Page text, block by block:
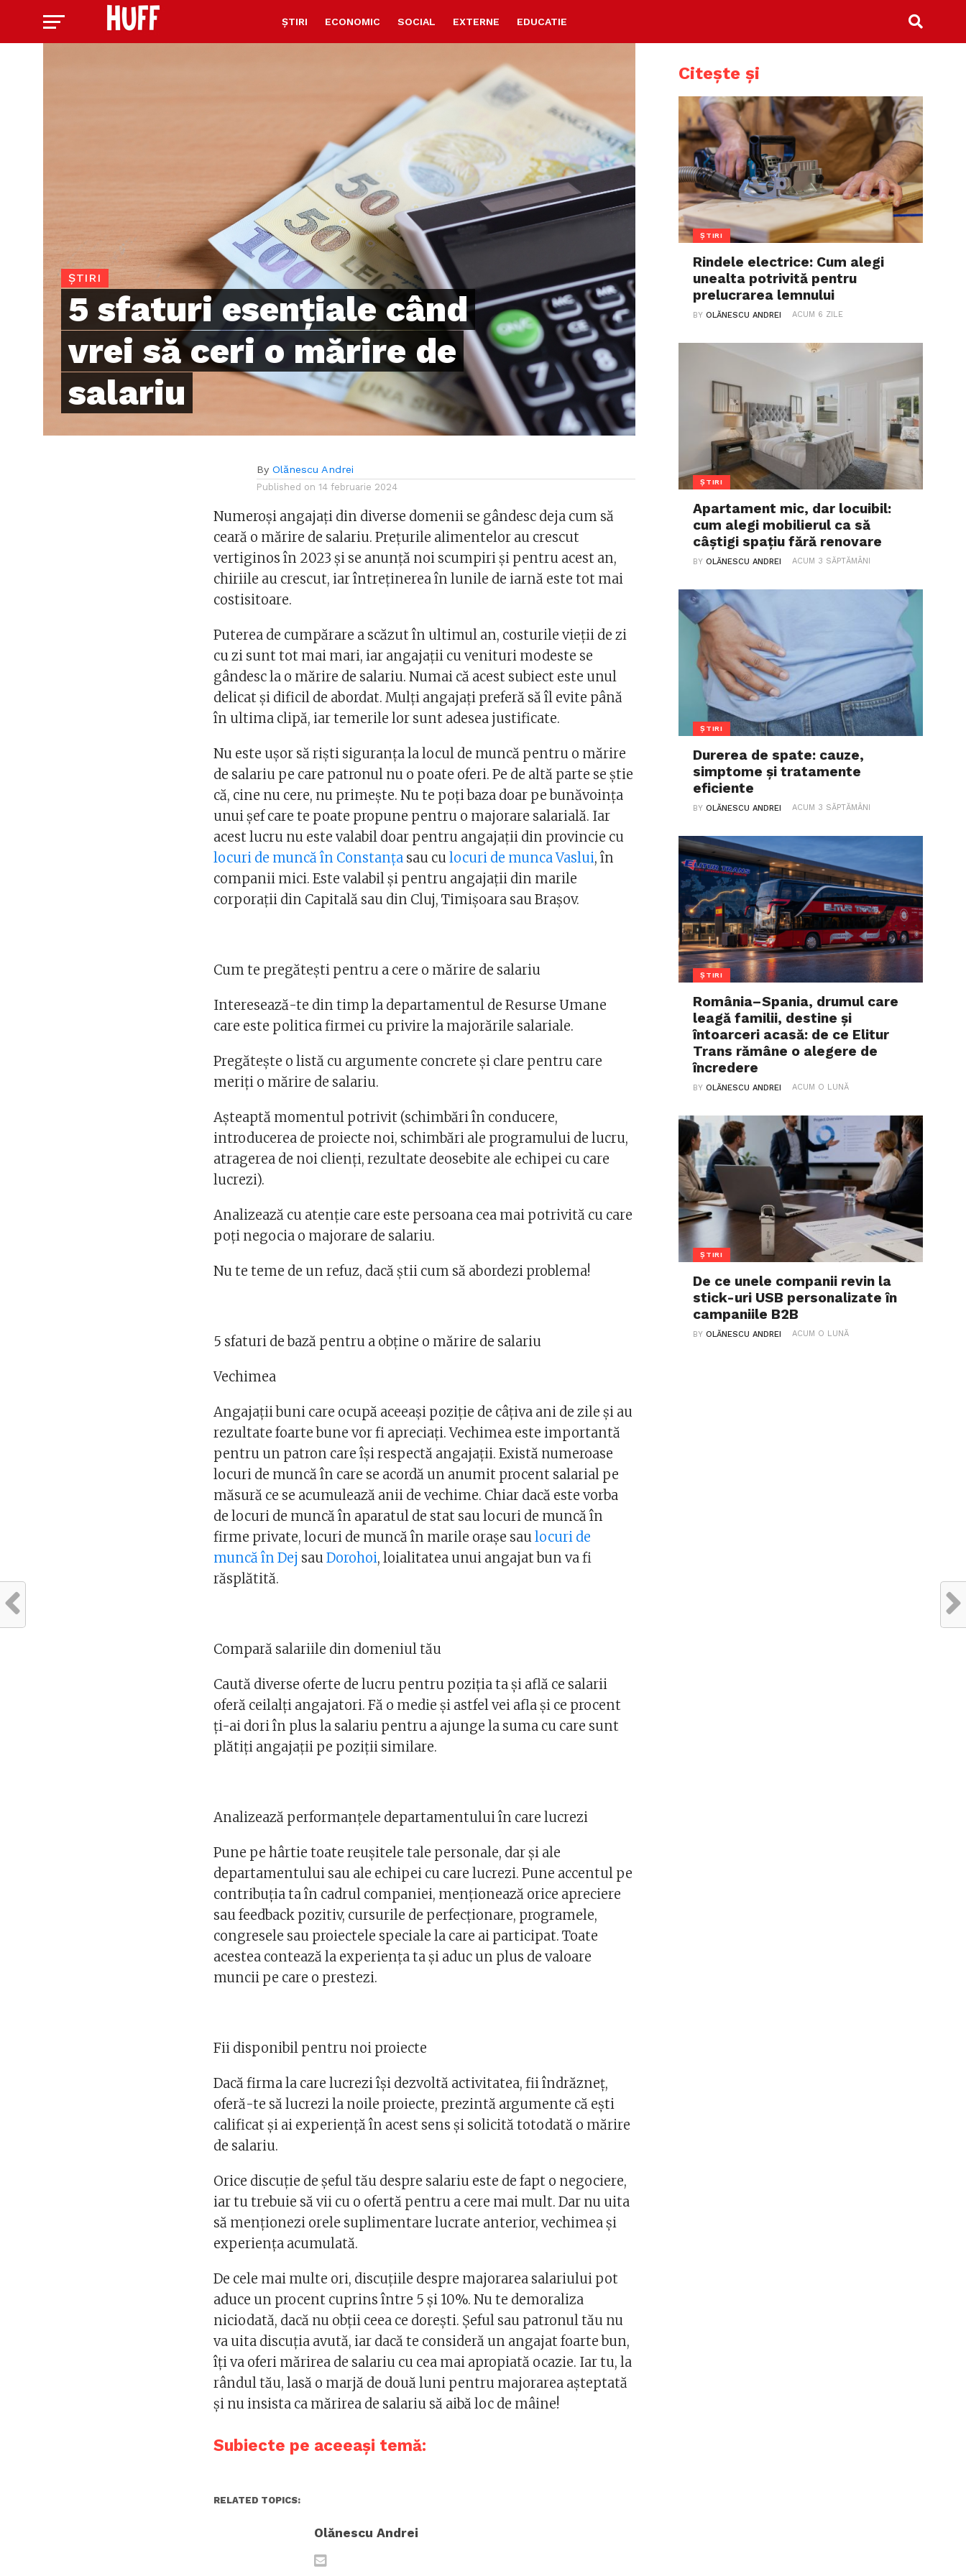
ȘTIRI ECONOMIC SOCIAL EXTERNE EDUCATIE
ȘTIRI
5 sfaturi esențiale când
vrei să ceri o mărire de
salariu
By Olănescu Andrei
Published on 14 februarie 2024
Numeroși angajați din diverse domenii se gândesc deja cum să
ceară o mărire de salariu. Prețurile alimentelor au crescut
vertiginos în 2023 și se anunță noi scumpiri și pentru acest an,
chiriile au crescut, iar întreținerea în lunile de iarnă este tot mai
costisitoare.
Puterea de cumpărare a scăzut în ultimul an, costurile vieții de zi
cu zi sunt tot mai mari, iar angajații cu venituri modeste se
gândesc la o mărire de salariu. Numai că acest subiect este unul
delicat și dificil de abordat. Mulți angajați preferă să îl evite până
în ultima clipă, iar temerile lor sunt adesea justificate.
Nu este ușor să riști siguranța la locul de muncă pentru o mărire
de salariu pe care patronul nu o poate oferi. Pe de altă parte se știe
că, cine nu cere, nu primește. Nu te poți baza doar pe bunăvoința
unui șef care te poate propune pentru o majorare salarială. Iar
acest lucru nu este valabil doar pentru angajații din provincie cu
locuri de muncă în Constanța sau culocuri de munca Vaslui, în
companii mici. Este valabil și pentru angajații din marile
corporații din Capitală sau din Cluj, Timișoara sau Brașov.
Cum te pregătești pentru a cere o mărire de salariu
Interesează-te din timp la departamentul de Resurse Umane
care este politica firmei cu privire la majorările salariale.
Pregătește o listă cu argumente concrete și clare pentru care
meriți o mărire de salariu.
Așteaptă momentul potrivit (schimbări în conducere,
introducerea de proiecte noi, schimbări ale programului de lucru,
atragerea de noi clienți, rezultate deosebite ale echipei cu care
lucrezi).
Analizează cu atenție care este persoana cea mai potrivită cu care
poți negocia o majorare de salariu.
Nu te teme de un refuz, dacă știi cum să abordezi problema!
5 sfaturi de bază pentru a obține o mărire de salariu
Vechimea
Angajații buni care ocupă aceeași poziție de câțiva ani de zile și au
rezultate foarte bune vor fi apreciați. Vechimea este importantă
pentru un patron care își respectă angajații. Există numeroase
locuri de muncă în care se acordă un anumit procent salarial pe
măsură ce se acumulează anii de vechime. Chiar dacă este vorba
de locuri de muncă în aparatul de stat sau locuri de muncă în
firme private, locuri de muncă în marile orașe saulocuri de
muncă în Dej sauDorohoi, loialitatea unui angajat bun va fi
răsplătită.
Compară salariile din domeniul tău
Caută diverse oferte de lucru pentru poziția ta și află ce salarii
oferă ceilalți angajatori. Fă o medie și astfel vei afla și ce procent
ți-ai dori în plus la salariu pentru a ajunge la suma cu care sunt
plătiți angajații pe poziții similare.
Analizează performanțele departamentului în care lucrezi
Pune pe hârtie toate reușitele tale personale, dar și ale
departamentului sau ale echipei cu care lucrezi. Pune accentul pe
contribuția ta în cadrul companiei, menționează orice apreciere
sau feedback pozitiv, cursurile de perfecționare, programele,
congresele sau proiectele speciale la care ai participat. Toate
acestea contează la experiența ta și aduc un plus de valoare
muncii pe care o prestezi.
Fii disponibil pentru noi proiecte
Dacă firma la care lucrezi își dezvoltă activitatea, fii îndrăzneț,
oferă-te să lucrezi la noile proiecte, prezintă argumente că ești
calificat și ai experiență în acest sens și solicită totodată o mărire
de salariu.
Orice discuție de șeful tău despre salariu este de fapt o negociere,
iar tu trebuie să vii cu o ofertă pentru a cere mai mult. Dar nu uita
să menționezi orele suplimentare lucrate anterior, vechimea și
experiența acumulată.
De cele mai multe ori, discuțiile despre majorarea salariului pot
aduce un procent cuprins între 5 și 10%. Nu te demoraliza
niciodată, dacă nu obții ceea ce dorești. Șeful sau patronul tău nu
va uita discuția avută, iar dacă te consideră un angajat foarte bun,
îți va oferi mărirea de salariu cu cea mai apropiată ocazie. Iar tu, la
rândul tău, lasă o marjă de două luni pentru majorarea așteptată
și nu insista ca mărirea de salariu să aibă loc de mâine!
Subiecte pe aceeași temă:
RELATED TOPICS:
Olănescu Andrei
Citește și
ȘTIRI
Rindele electrice: Cum alegi
unealta potrivită pentru
prelucrarea lemnului
BYOLĂNESCU ANDREI ACUM 6 ZILE
ȘTIRI
Apartament mic, dar locuibil:
cum alegi mobilierul ca să
câștigi spațiu fără renovare
BYOLĂNESCU ANDREI ACUM 3 SĂPTĂMÂNI
ȘTIRI
Durerea de spate: cauze,
simptome și tratamente
eficiente
BYOLĂNESCU ANDREI ACUM 3 SĂPTĂMÂNI
ȘTIRI
România–Spania, drumul care
leagă familii, destine și
întoarceri acasă: de ce Elitur
Trans rămâne o alegere de
încredere
BYOLĂNESCU ANDREI ACUM O LUNĂ
ȘTIRI
De ce unele companii revin la
stick-uri USB personalizate în
campaniile B2B
BYOLĂNESCU ANDREI ACUM O LUNĂ